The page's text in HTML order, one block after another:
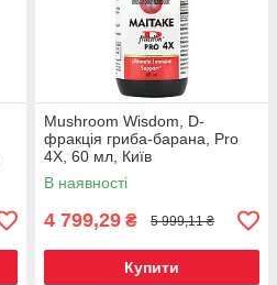
Mushroom Wisdom, D-
фракція гриба-барана, Pro
4X, 60 мл, Київ
В наявності
4 799,29 ₴ 5 999,11 ₴
Купити